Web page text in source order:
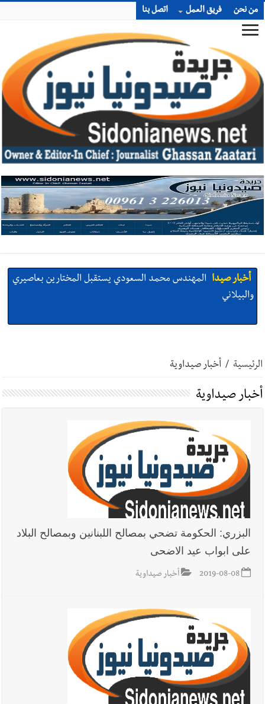
من نحن فريق العمل اتصل بنا
أخبار صيدا المهندس محمد السعودي يستقبل المختارين بعاصيري
أخبار صيدا بلدية صيدا : حجز مركبتي توكتوك وتغريم صاحبهما
بسبب الإزعاج الصوتي
august ...مطلوب موظفة للعمل في الأكاديمية الدولية لبناء
القدرات -صيدا
أخبار صيدا
بلدية صيدا ومؤسسة الحريري تعقدان الاجتماع
أخبار لبنان
خرق إسرائيلي في زوطر الغربية وساتر ترابي قبالة آخر
نقطة للجيش اللبناني
أخبار لبنان روابط القطاع العام : إضراب الاثنين احتجاجا على
تداخل السياسة بالقضاء ولبنان قد يسلّمه إلى السلطة
حراك ديبلوماسي للتجديد لـ اليونيفيل .. مسؤول غربي
يُحذّر من الفراغ !
أخبار لبنان ليلة سقوط رياض سلامة... هل ننتظر الحقيقة؟
الرئيسية / أخبار صيداوية
أخبار صيداوية
البزري: الحكومة تضحي بمصالح اللبنانين وبمصالح البلاد
على ابواب عيد الاضحى
2019-08-08 أخبار صيداوية